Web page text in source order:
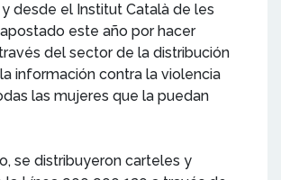
desde el Institut Català de les
este año por hacer
del sector de la distribución
información contra la violencia
las mujeres que la puedan
se distribuyeron carteles y